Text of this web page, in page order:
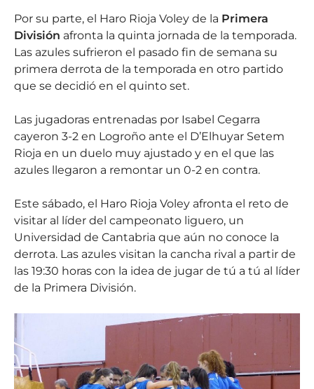
Por su parte, el Haro Rioja Voley de la Primera
División afronta la quinta jornada de la temporada.
Las azules sufrieron el pasado fin de semana su
primera derrota de la temporada en otro partido
que se decidió en el quinto set.
Las jugadoras entrenadas por Isabel Cegarra
cayeron 3-2 en Logroño ante el D’Elhuyar Setem
Rioja en un duelo muy ajustado y en el que las
azules llegaron a remontar un 0-2 en contra.
Este sábado, el Haro Rioja Voley afronta el reto de
visitar al líder del campeonato liguero, un
Universidad de Cantabria que aún no conoce la
derrota. Las azules visitan la cancha rival a partir de
las 19:30 horas con la idea de jugar de tú a tú al líder
de la Primera División.